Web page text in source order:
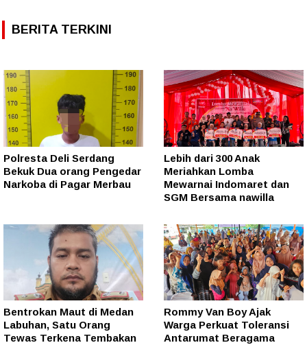
BERITA TERKINI
Polresta Deli Serdang
Bekuk Dua orang Pengedar
Narkoba di Pagar Merbau
Lebih dari 300 Anak
Meriahkan Lomba
Mewarnai Indomaret dan
SGM Bersama nawilla
Bentrokan Maut di Medan
Labuhan, Satu Orang
Tewas Terkena Tembakan
Rommy Van Boy Ajak
Warga Perkuat Toleransi
Antarumat Beragama